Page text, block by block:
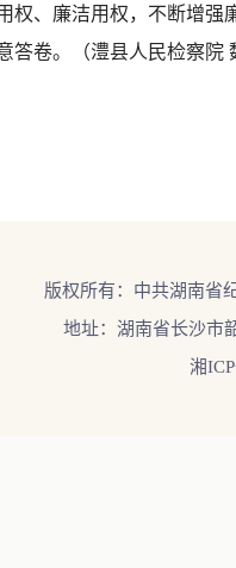
权、廉洁用权，不断增
答卷。（澧县人民检察院
版权所有：中共湖南省
地址：湖南省长沙市
湘